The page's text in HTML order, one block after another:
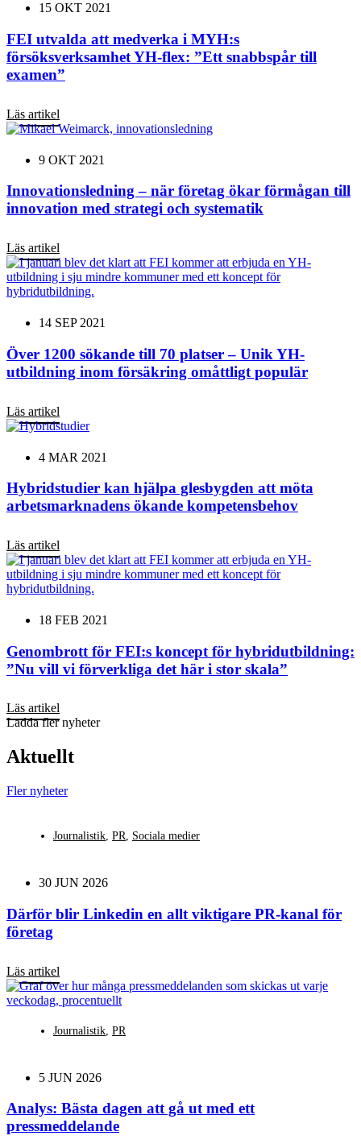
15 OKT 2021
FEI utvalda att medverka i MYH:s
försöksverksamhet YH-flex: ”Ett snabbspår till
examen”
Läs artikel
9 OKT 2021
Innovationsledning – när företag ökar förmågan till
innovation med strategi och systematik
Läs artikel
14 SEP 2021
Över 1200 sökande till 70 platser – Unik YH-
utbildning inom försäkring omåttligt populär
Läs artikel
4 MAR 2021
Hybridstudier kan hjälpa glesbygden att möta
arbetsmarknadens ökande kompetensbehov
Läs artikel
18 FEB 2021
Genombrott för FEI:s koncept för hybridutbildning:
”Nu vill vi förverkliga det här i stor skala”
Läs artikel
Ladda fler nyheter
Aktuellt
Fler nyheter
Journalistik, PR, Sociala medier
30 JUN 2026
Därför blir Linkedin en allt viktigare PR-kanal för
företag
Läs artikel
Journalistik PR
5 JUN 2026
Analys: Bästa dagen att gå ut med ett
pressmeddelande